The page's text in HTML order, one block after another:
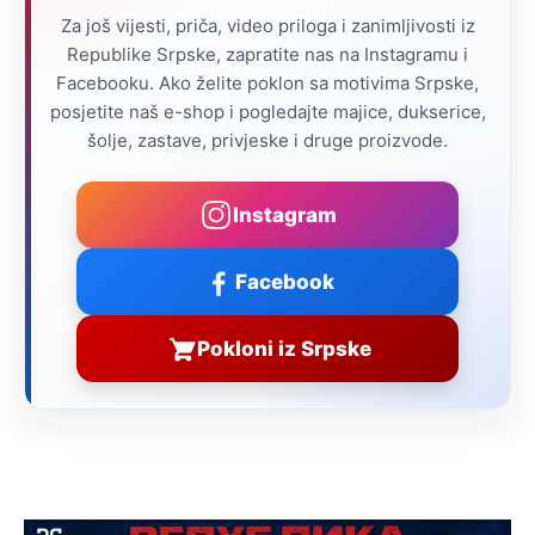
Za još vijesti, priča, video priloga i zanimljivosti iz
Republike Srpske, zapratite nas na Instagramu i
Facebooku. Ako želite poklon sa motivima Srpske,
posjetite naš e-shop i pogledajte majice, dukserice,
šolje, zastave, privjeske i druge proizvode.
Instagram
Facebook
Pokloni iz Srpske